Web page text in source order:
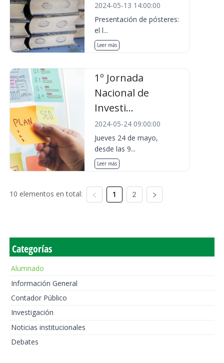
2024-05-13 14:00:00
Presentación de pósteres:
el l...
Leer más
1º Jornada
Nacional de
Investi...
2024-05-24 09:00:00
Jueves 24 de mayo,
desde las 9...
Leer más
10 elementos en total: 1 2
Categorías
Alumnado
Información General
Contador Público
Investigación
Noticias institucionales
Debates